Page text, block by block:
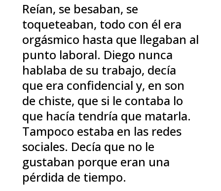
Reían, se besaban, se
toqueteaban, todo con él era
orgásmico hasta que llegaban al
punto laboral. Diego nunca
hablaba de su trabajo, decía
que era confidencial y, en son
de chiste, que si le contaba lo
que hacía tendría que matarla.
Tampoco estaba en las redes
sociales. Decía que no le
gustaban porque eran una
pérdida de tiempo.